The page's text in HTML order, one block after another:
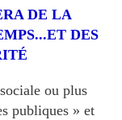
DE LA
DES
ou plus
publiques » et